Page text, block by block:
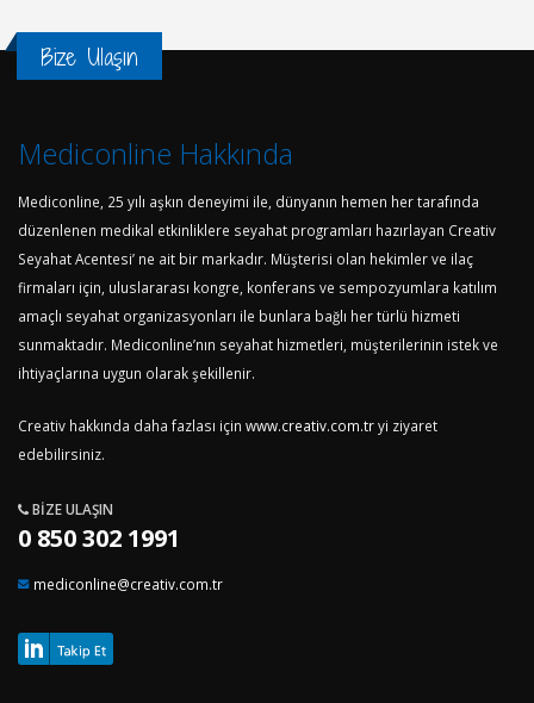
Bize Ulaşın
Mediconline Hakkında
Mediconline, 25 yılı aşkın deneyimi ile, dünyanın hemen her tarafında
düzenlenen medikal etkinliklere seyahat programları hazırlayan Creativ
Seyahat Acentesi’ ne ait bir markadır. Müşterisi olan hekimler ve ilaç
firmaları için, uluslararası kongre, konferans ve sempozyumlara katılım
amaçlı seyahat organizasyonları ile bunlara bağlı her türlü hizmeti
sunmaktadır. Mediconline’nın seyahat hizmetleri, müşterilerinin istek ve
ihtiyaçlarına uygun olarak şekillenir.
Creativ hakkında daha fazlası için www.creativ.com.tryi ziyaret
edebilirsiniz.
BIZE ULAŞIN
0 850 302 1991
mediconline@creativ.com.tr